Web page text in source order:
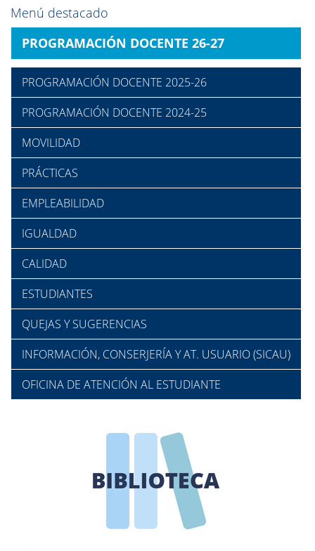
Menú destacado
PROGRAMACIÓN DOCENTE 26-27
PROGRAMACIÓN DOCENTE 2025-26
PROGRAMACIÓN DOCENTE 2024-25
MOVILIDAD
PRÁCTICAS
EMPLEABILIDAD
IGUALDAD
CALIDAD
ESTUDIANTES
QUEJAS Y SUGERENCIAS
INFORMACIÓN, CONSERJERÍA Y AT. USUARIO (SICAU)
OFICINA DE ATENCIÓN AL ESTUDIANTE